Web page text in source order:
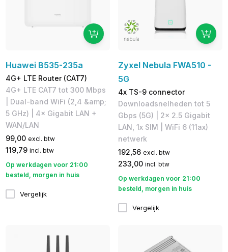
Huawei B535-235a
4G+ LTE Router (CAT7)
4G+ LTE CAT7 tot 300 Mbps
| Dual-band WiFi (2,4 &amp;
5 GHz) | 4× Gigabit LAN +
WAN/LAN
99,00 excl. btw
119,79 incl. btw
Op werkdagen voor 21:00
besteld, morgen in huis
Vergelijk
Zyxel Nebula FWA510 -
5G
4x TS-9 connector
Downloadsnelheden tot 5
Gbps (5G)​ | 2x 2.5 Gigabit
LAN, 1x SIM | WiFi 6 (11ax)
netwerk
192,56 excl. btw
233,00 incl. btw
Op werkdagen voor 21:00
besteld, morgen in huis
Vergelijk